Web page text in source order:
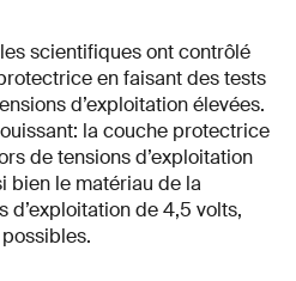
scientifiques ont contrôlé
en faisant des tests
d’exploitation élevées.
la couche protectrice
de tensions d’exploitation
bien le matériau de la
d’exploitation de 4,5 volts,